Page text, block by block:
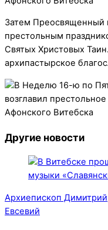
Затем Преосвященный
престольным
Святых Христовых
архипастырское
Другие новости
Архиепископ Димитрий
Евсевий